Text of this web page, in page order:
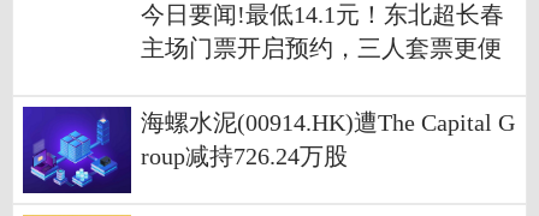
今日要闻!最低14.1元！东北超长春
主场门票开启预约，三人套票更便
海螺水泥(00914.HK)遭The Capital G
roup减持726.24万股